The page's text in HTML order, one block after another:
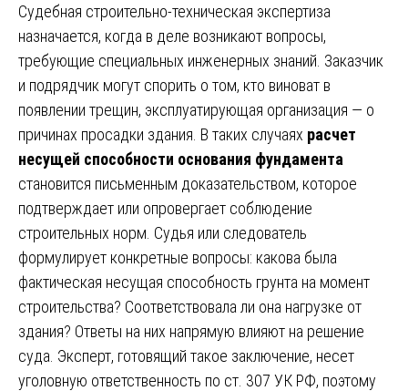
Судебная строительно-техническая экспертиза
назначается, когда в деле возникают вопросы,
требующие специальных инженерных знаний. Заказчик
и подрядчик могут спорить о том, кто виноват в
появлении трещин, эксплуатирующая организация — о
причинах просадки здания. В таких случаях расчет
несущей способности основания фундамента
становится письменным доказательством, которое
подтверждает или опровергает соблюдение
строительных норм. Судья или следователь
формулирует конкретные вопросы: какова была
фактическая несущая способность грунта на момент
строительства? Соответствовала ли она нагрузке от
здания? Ответы на них напрямую влияют на решение
суда. Эксперт, готовящий такое заключение, несет
уголовную ответственность по ст. 307 УК РФ, поэтому